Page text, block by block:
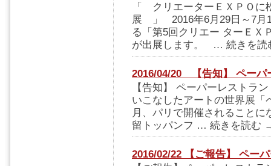
「 クリエーターＥＸＰＯに
展 」 2016年6月29日～7月
る「第5回クリエー ターＥＸ
が出展します。 … 続きを
2016/04/20 【告知】 ペーパ
【告知】 ペーパーレストラ
いこなしたアートの世界展「
月、パリで開催されること
留トッパンフ … 続きを読む
2016/02/22 【ご報告】 ペー